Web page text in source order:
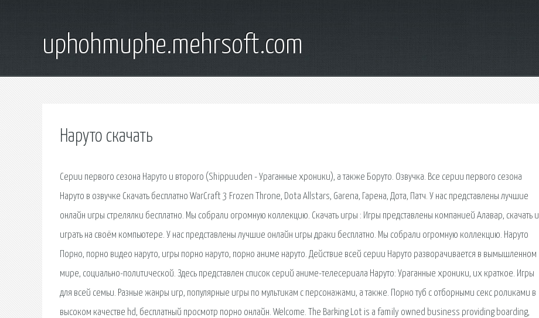
uphohmuphe.mehrsoft.com
Наруто скачать
Серии первого сезона Наруто и второго (Shippuuden - Ураганные хроники), а также Боруто. Озвучка. Все серии первого сезона
Наруто в озвучке Скачать бесплатно WarCraft 3 Frozen Throne, Dota Allstars, Garena, Гарена, Дота, Патч. У нас представлены лучшие
онлайн игры стрелялки бесплатно. Мы собрали огромную коллекцию. Скачать игры : Игры представлены компанией Алавар, скачать и
играть на своём компьютере. У нас представлены лучшие онлайн игры драки бесплатно. Мы собрали огромную коллекцию. Наруто
Порно, порно видео наруто, игры порно наруто, порно аниме наруто. Действие всей серии Наруто разворачивается в вымышленном
мире, социально-политической. Здесь представлен список серий аниме-телесериала Наруто: Ураганные хроники, их краткое. Игры
для всей семьи. Разные жанры игр, популярные игры по мультикам с персонажами, а также. Порно туб с отборными секс роликами в
высоком качестве hd, бесплатный просмотр порно онлайн. Welcome. The Barking Lot is a family owned business providing boarding,